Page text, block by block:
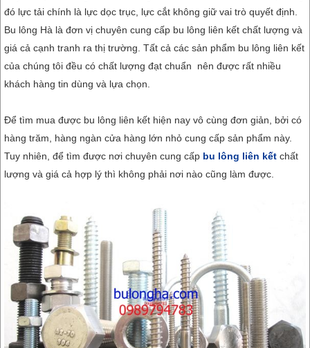
đó lực tải chính là lực dọc trục, lực cắt không giữ vai trò quyết định.
Bu lông Hà là đơn vị chuyên cung cấp bu lông liên kết chất lượng và
giá cả cạnh tranh ra thị trường. Tất cả các sản phẩm bu lông liên kết
của chúng tôi đều có chất lượng đạt chuẩn nên được rất nhiều
khách hàng tin dùng và lựa chọn.
Để tìm mua được bu lông liên kết hiện nay vô cùng đơn giản, bởi có
hàng trăm, hàng ngàn cửa hàng lớn nhỏ cung cấp sản phẩm này.
Tuy nhiên, để tìm được nơi chuyên cung cấp bu lông liên kết chất
lượng và giá cả hợp lý thì không phải nơi nào cũng làm được.